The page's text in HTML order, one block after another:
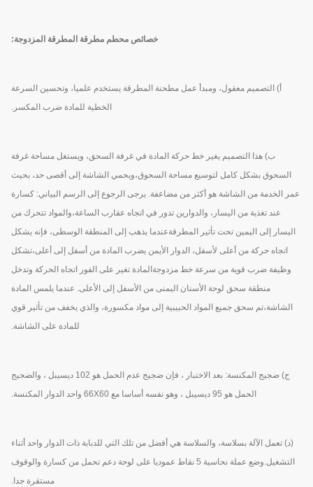
خصائص محطم مطرقة المطرقة المزدوجة:
أ) التصميم معقول، ومبدأ عمل مطحنة المطرقة يستخدم علميا، وتحسين السرعة
الخطية للمادة ضرب المكسر.
ب) هذا التصميم يغير خط حركة المادة في غرفة السحق، ويستغل مساحة غرفة
السحوق بشكل كامل لتوسيع مساحة السحوق،ويحمي الشاشة إلى أقصى حد، بحيث
عمر الخدمة من الشاشة هو أكثر من مضاعفة. يرجى الرجوع إلى الرسم البياني: كسارة
عند تغذية من اليسار، والدوارين تدور في اتجاه عقارب الساعة،والمواد تتحرك من
اليسار إلى اليمين تحت تأثير المطرقةعندما يذهب إلى المنطقة الوسطى، فإنه يشكل
اتجاه حركة من أعلى لأسفل، الدوار الأيمن يضرب المادة من أسفل إلى أعلى،تشكل
وظيفة ضرب قوية من سرعة خط مزدوجةالمادة تغير على الفور اتجاه الحركة وتدخل
منطقة سحق لوحة الأسنان اليمنى من الأسفل إلى الأعلى. عندما يلمس المادة
الشاشة،تم سحق جميع المواد الحبيبية إلى مواد مكسورة، والذي يخفف من تأثير قوي
للمادة على الشاشة.
ج) ضجيج المكنسة: بعد الاختبار ، فإن ضجيج عدم الحمل هو 102 ديسيبل ، والضجيج
الحمل هو 95 ديسيبل ، وهو نفسه أساسا مع 66X60 واحد الدوار المكنسة.
(د) تعمل الآلة بسلاسة، والسلاسة هي أفضل من تلك التي للدبابة ذات الدوار واحد أثناء
التشغيل.وضع عملة نحاسية 5 نقاط عموديا على لوحة دعم تحمل من كسارة والوقوف
مستقرة جدا.